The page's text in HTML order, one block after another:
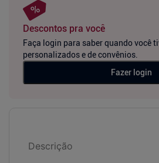
Descontos pra você
Faça login para saber quando você
personalizados e de convênios.
Fazer login
Descrição